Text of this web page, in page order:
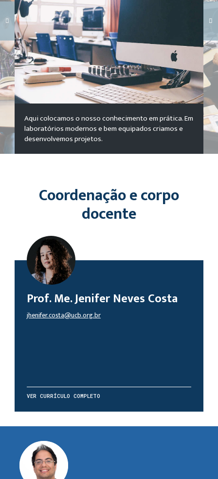
Carregando galeria...
Aqui colocamos o nosso conhecimento em prática. Em
laboratórios modernos e bem equipados criamos e
desenvolvemos projetos.
Coordenação e corpo
docente
Prof. Me. Jenifer Neves Costa
jhenifer.costa@ucb.org.br
VER CURRÍCULO COMPLETO